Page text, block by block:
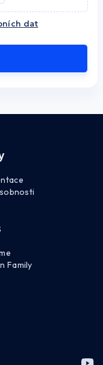
dat
Family